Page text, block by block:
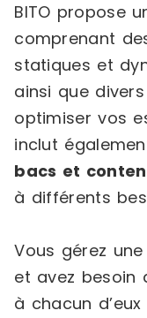
BITO propose
comprenant
statiques et
ainsi que
optimiser vos
inclut
bacs et
à différents
Vous gérez
et avez besoin
à chacun